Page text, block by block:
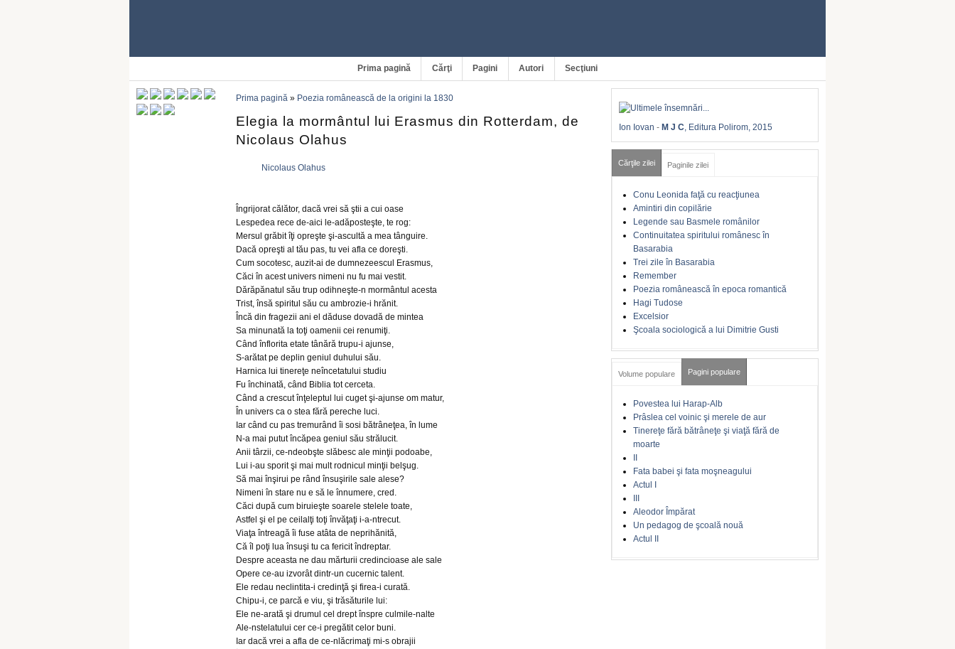
Prima pagină Cărţi Pagini Autori Secţiuni
Prima pagină » Poezia românească de la origini la 1830
Elegia la mormântul lui Erasmus din Rotterdam, de
Nicolaus Olahus
Nicolaus Olahus
Îngrijorat călător, dacă vrei să ştii a cui oase
Lespedea rece de-aici le-adăposteşte, te rog:
Mersul grăbit îţi opreşte şi-ascultă a mea tânguire.
Dacă opreşti al tău pas, tu vei afla ce doreşti.
Cum socotesc, auzit-ai de dumnezeescul Erasmus,
Căci în acest univers nimeni nu fu mai vestit.
Dărăpănatul său trup odihneşte-n mormântul acesta
Trist, însă spiritul său cu ambrozie-i hrănit.
Încă din fragezii ani el dăduse dovadă de mintea
Sa minunată la toţi oamenii cei renumiţi.
Când înflorita etate tânără trupu-i ajunse,
S-arătat pe deplin geniul duhului său.
Harnica lui tinereţe neîncetatului studiu
Fu închinată, când Biblia tot cerceta.
Când a crescut înţeleptul lui cuget şi-ajunse om matur,
În univers ca o stea fără pereche luci.
Iar când cu pas tremurând îi sosi bătrâneţea, în lume
N-a mai putut încăpea geniul său strălucit.
Anii târzii, ce-ndeobşte slăbesc ale minţii podoabe,
Lui i-au sporit şi mai mult rodnicul minţii belşug.
Să mai înşirui pe rând însuşirile sale alese?
Nimeni în stare nu e să le înnumere, cred.
Căci după cum biruieşte soarele stelele toate,
Astfel şi el pe ceilalţi toţi învăţaţi i-a-ntrecut.
Viaţa întreagă îi fuse atâta de neprihănită,
Că îl poţi lua însuşi tu ca fericit îndreptar.
Despre aceasta ne dau mărturii credincioase ale sale
Opere ce-au izvorât dintr-un cucernic talent.
Ele redau neclintita-i credinţă şi firea-i curată.
Chipu-i, ce parcă e viu, şi trăsăturile lui:
Ele ne-arată şi drumul cel drept înspre culmile-nalte
Ale-nstelatului cer ce-i pregătit celor buni.
Iar dacă vrei a afla de ce-nlăcrimaţi mi-s obrajii
Ion Iovan - M J C, Editura Polirom, 2015
Cărţile zilei Paginile zilei
Conu Leonida faţă cu reacţiunea
Amintiri din copilărie
Legende sau Basmele românilor
Continuitatea spiritului românesc în
Basarabia
Trei zile în Basarabia
Remember
Poezia românească în epoca romantică
Hagi Tudose
Excelsior
Şcoala sociologică a lui Dimitrie Gusti
Volume populare Pagini populare
Povestea lui Harap-Alb
Prâslea cel voinic şi merele de aur
Tinereţe fără bătrâneţe şi viaţă fără de
moarte
Fata babei şi fata moşneagului
Actul I
Aleodor Împărat
Un pedagog de şcoală nouă
Actul II